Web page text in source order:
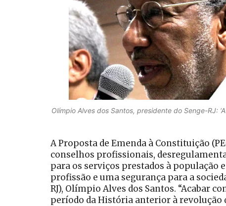
Olímpio Alves dos Santos, presidente do Senge-RJ:
A Proposta de Emenda à Constituição
conselhos profissionais,
para os serviços prestados à população
profissão e uma segurança para a
RJ), Olímpio Alves dos Santos. “Acabar
período da História anterior à revolução